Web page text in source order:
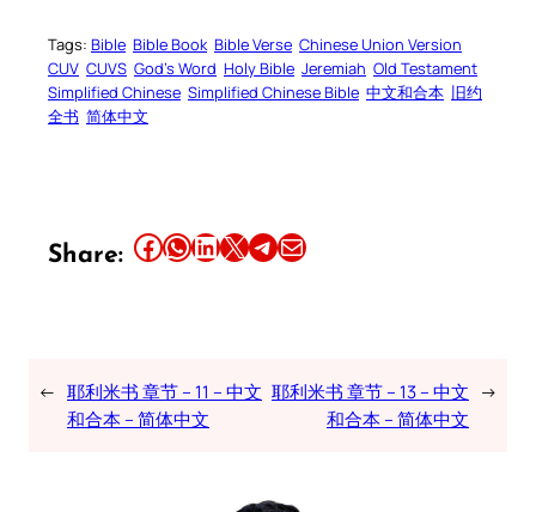
Tags: Bible Bible Book Bible Verse Chinese Union Version
CUV CUVS God’s Word Holy Bible Jeremiah Old Testament
Simplified Chinese Simplified Chinese Bible 中文和合本 旧约
全书 简体中文
Share: Share this article on Facebook Share this article on WhatsApp Share this article on LinkedIn Share this article on X Share this article on TelegramEmail this Article
← 耶利米书 章节 – 11 – 中文
和合本 – 简体中文
耶利米书 章节 – 13 – 中文
和合本 – 简体中文
→